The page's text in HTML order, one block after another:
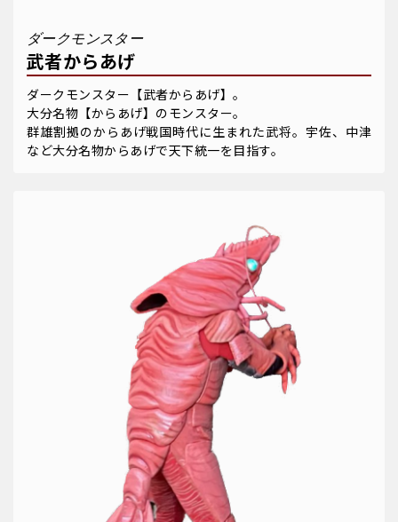
ダークモンスター
武者からあげ
ダークモンスター【武者からあげ】。
大分名物【からあげ】のモンスター。
群雄割拠のからあげ戦国時代に生まれた武将。宇佐、中津
など大分名物からあげで天下統一を目指す。